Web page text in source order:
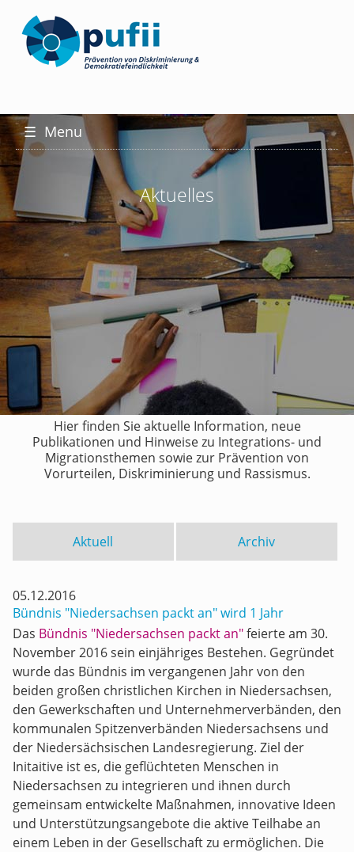
☰ Menu
Aktuelles
Hier finden Sie aktuelle Information, neue
Publikationen und Hinweise zu Integrations- und
Migrationsthemen sowie zur Prävention von
Vorurteilen, Diskriminierung und Rassismus.
Aktuell Archiv
05.12.2016
Bündnis "Niedersachsen packt an" wird 1 Jahr
Das Bündnis "Niedersachsen packt an"feierte am 30.
November 2016 sein einjähriges Bestehen. Gegründet
wurde das Bündnis im vergangenen Jahr von den
beiden großen christlichen Kirchen in Niedersachsen,
den Gewerkschaften und Unternehmerverbänden, den
kommunalen Spitzenverbänden Niedersachsens und
der Niedersächsischen Landesregierung. Ziel der
Initaitive ist es, die geflüchteten Menschen in
Niedersachsen zu integrieren und ihnen durch
gemeinsam entwickelte Maßnahmen, innovative Ideen
und Unterstützungsangebote die aktive Teilhabe an
einem Leben in der Gesellschaft zu ermöglichen. Die